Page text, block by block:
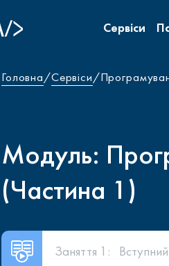
Сервіси
Головна Сервіси
Модуль:
(Частина 1)
Заняття 1: